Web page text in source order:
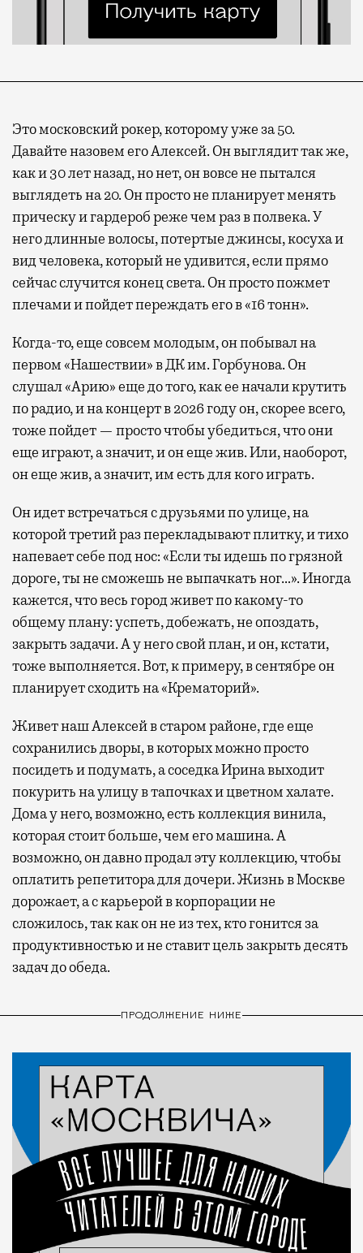
Это московский рокер, которому уже за 50.
Давайте назовем его Алексей. Он выглядит так же,
как и 30 лет назад, но нет, он вовсе не пытался
выглядеть на 20. Он просто не планирует менять
прическу и гардероб реже чем раз в полвека. У
него длинные волосы, потертые джинсы, косуха и
вид человека, который не удивится, если прямо
сейчас случится конец света. Он просто пожмет
плечами и пойдет переждать его в «16 тонн».
Когда-то, еще совсем молодым, он побывал на
первом «Нашествии» в ДК им. Горбунова. Он
слушал «Арию» еще до того, как ее начали крутить
по радио, и на концерт в 2026 году он, скорее всего,
тоже пойдет — просто чтобы убедиться, что они
еще играют, а значит, и он еще жив. Или, наоборот,
он еще жив, а значит, им есть для кого играть.
Он идет встречаться с друзьями по улице, на
которой третий раз перекладывают плитку, и тихо
напевает себе под нос: «Если ты идешь по грязной
дороге, ты не сможешь не выпачкать ног…». Иногда
кажется, что весь город живет по какому-то
общему плану: успеть, добежать, не опоздать,
закрыть задачи. А у него свой план, и он, кстати,
тоже выполняется. Вот, к примеру, в сентябре он
планирует сходить на «Крематорий».
Живет наш Алексей в старом районе, где еще
сохранились дворы, в которых можно просто
посидеть и подумать, а соседка Ирина выходит
покурить на улицу в тапочках и цветном халате.
Дома у него, возможно, есть коллекция винила,
которая стоит больше, чем его машина. А
возможно, он давно продал эту коллекцию, чтобы
оплатить репетитора для дочери. Жизнь в Москве
дорожает, а с карьерой в корпорации не
сложилось, так как он не из тех, кто гонится за
продуктивностью и не ставит цель закрыть десять
задач до обеда.
ПРОДОЛЖЕНИЕ НИЖЕ